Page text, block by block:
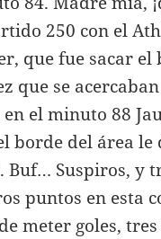
250 con el
que fue sacar el
que se
el minuto 88
borde del área le
Buf… Suspiros, y
puntos en esta
meter goles,